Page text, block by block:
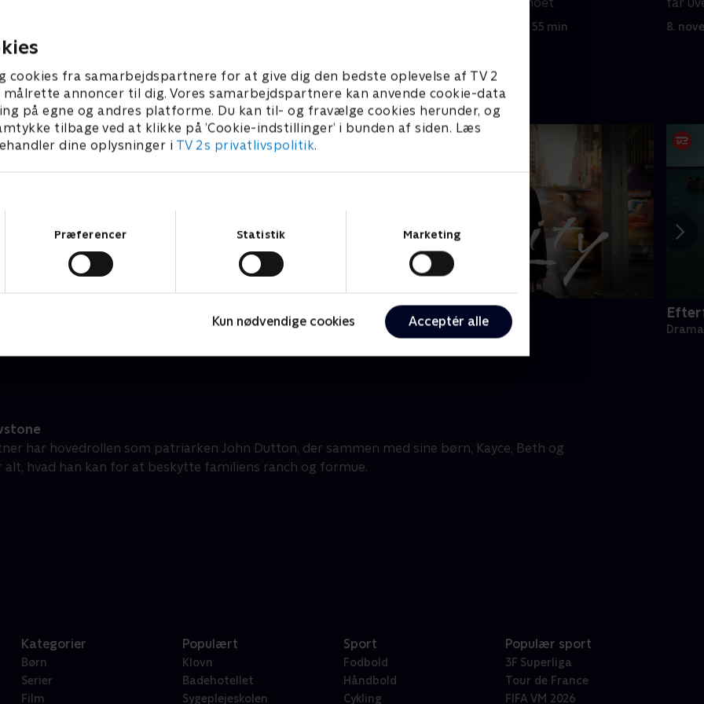
cookies fra samarbejdspartnere for at give dig den bedste oplevelse af TV 2
annoncer til dig. Vores samarbejdspartnere kan anvende cookie-data
på egne og andres platforme. Du kan til- og fravælge cookies herunder, og
tilbage ved at klikke på ’Cookie-indstillinger’ i bunden af siden. Læs
dine oplysninger i TV 2s privatlivspolitik.
Præferencer Statistik Marketing
Kun nødvendige cookies Acceptér alle
41 min
8. november 2021 • 55 min 8.
Felicity
Drama • 4 sæsoner
har hovedrollen som patriarken John Dutton, der sammen med sine børn, Kayce, Beth og
alt, hvad han kan for at beskytte familiens ranch og formue.
Kategorier
Børn
Serier
Film
Populært
Klovn
Badehotellet
Sygeplejeskolen
Sport
Fodbold
Håndbold
Cykling
Populær sport
3F Superliga
Tour de France
FIFA VM 2026